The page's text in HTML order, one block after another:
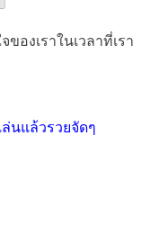
องเราในเวลาที่เรา
นแล้วรวยจัดๆ